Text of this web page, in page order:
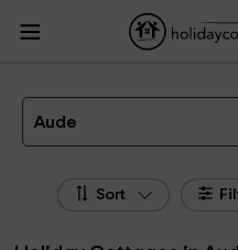
HolidayCottagesToRent.net
Languedoc - Roussillon
Holiday
The 16 best holiday cottages & country
Aude
Sort